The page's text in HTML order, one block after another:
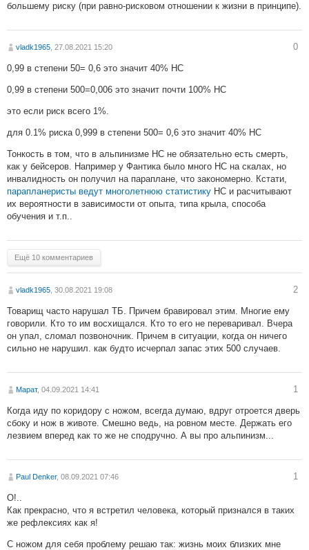
большему риску (при равно-рисковом отношении к жизни в принципе).
vladk1965 , 27.08.2021 15:20 0
0,99 в степени 50= 0,6 это значит 40% НС
0,99 в степени 500=0,006 это значит почти 100% НС
это если риск всего 1%.
для 0.1% риска 0,999 в степени 500= 0,6 это значит 40% НС
Тонкость в том, что в альпинизме НС не обязательно есть смерть,
как у бейсеров. Например у Фантика было много НС на скалах, но
инвалидность он получил на параплане, что закономерно. Кстати,
парапланеристы ведут многолетнюю статистику НС и расчитывают
их вероятности в зависимости от опыта, типа крыла, способа
обучения и т.п..
Ещё 10 комментариев
vladk1965 , 30.08.2021 19:08 2
Товарищ часто нарушал ТБ. Причем бравировал этим. Многие ему
говорили. Кто то им восхищался. Кто то его не переваривал. Вчера
он упал, сломал позвоночник. Причем в ситуации, когда он ничего
сильно не нарушил. как будто исчерпал запас этих 500 случаев.
Марат, 04.09.2021 14:41 1
Когда иду по коридору с ножом, всегда думаю, вдруг отроется дверь
сбоку и нож в животе. Смешно ведь, на ровном месте. Держать его
лезвием вперед как то же не сподручно. А вы про альпинизм...
Paul Denker, 08.09.2021 07:46 1
О!..
Как прекрасно, что я встретил человека, который признался в таких
же рефлексиях как я!
С ножом для себя проблему решаю так: жизнь моих близких мне